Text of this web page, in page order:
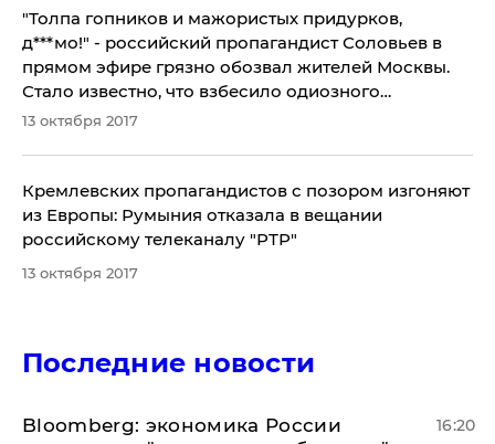
"Толпа гопников и мажористых придурков,
д***мо!" - российский пропагандист Соловьев в
прямом эфире грязно обозвал жителей Москвы.
Стало известно, что взбесило одиозного
телеведущего - кадры
13 октября 2017
Кремлевских пропагандистов с позором изгоняют
из Европы: Румыния отказала в вещании
российскому телеканалу "РТР"
13 октября 2017
Последние новости
Bloomberg: экономика России
16:20